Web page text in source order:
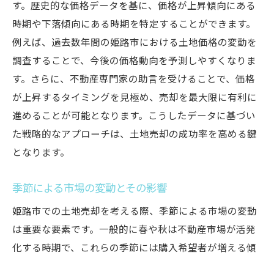
す。歴史的な価格データを基に、価格が上昇傾向にある
時期や下落傾向にある時期を特定することができます。
例えば、過去数年間の姫路市における土地価格の変動を
調査することで、今後の価格動向を予測しやすくなりま
す。さらに、不動産専門家の助言を受けることで、価格
が上昇するタイミングを見極め、売却を最大限に有利に
進めることが可能となります。こうしたデータに基づい
た戦略的なアプローチは、土地売却の成功率を高める鍵
となります。
季節による市場の変動とその影響
姫路市での土地売却を考える際、季節による市場の変動
は重要な要素です。一般的に春や秋は不動産市場が活発
化する時期で、これらの季節には購入希望者が増える傾